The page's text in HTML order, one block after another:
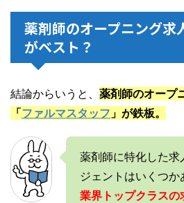
薬剤師のオープニング求
がベスト？
結論からいうと、 薬剤師のオープ
「ファルマスタッフ 」が鉄板。
薬剤師に特化した
ジェントはいくつか
業界トップクラスの